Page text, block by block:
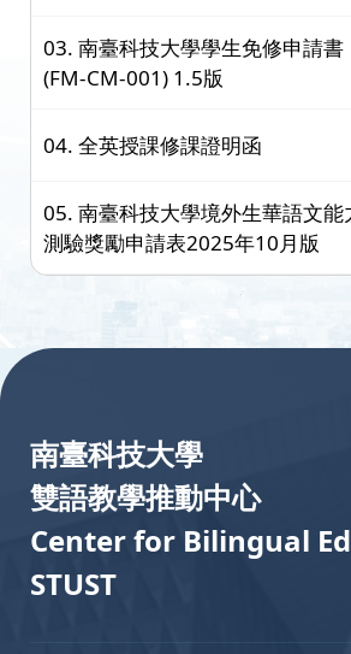
03. 南臺科技大學學生免修申請書
(FM-CM-001) 1.5版
04. 全英授課修課證明函
05. 南臺科技大學境外生華語文能
測驗獎勵申請表2025年10月版
南臺科技大學
雙語教學推動中心
Center for Bilingual
STUST